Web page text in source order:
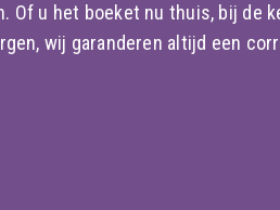
Of u het boeket nu thuis, bij de
wij garanderen altijd een